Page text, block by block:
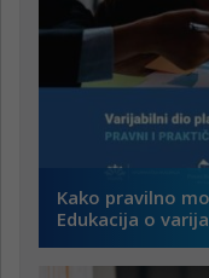
Kako pravilno
Edukacija o